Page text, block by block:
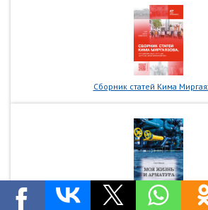
Сборник статей Кима
Книга Олега Шпакова «Моя жизнь и